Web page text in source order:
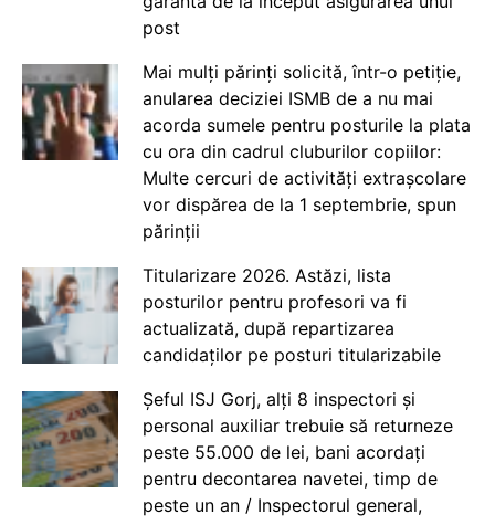
post
Mai mulți părinți solicită, într-o petiție,
anularea deciziei ISMB de a nu mai
acorda sumele pentru posturile la plata
cu ora din cadrul cluburilor copiilor:
Multe cercuri de activități extrașcolare
vor dispărea de la 1 septembrie, spun
părinții
Titularizare 2026. Astăzi, lista
posturilor pentru profesori va fi
actualizată, după repartizarea
candidaților pe posturi titularizabile
Șeful ISJ Gorj, alți 8 inspectori și
personal auxiliar trebuie să returneze
peste 55.000 de lei, bani acordați
pentru decontarea navetei, timp de
peste un an / Inspectorul general,